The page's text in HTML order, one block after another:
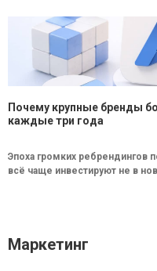
Почему крупные бренды
каждые три года
Эпоха громких ребрендингов
всё чаще инвестируют не в
Маркетинг